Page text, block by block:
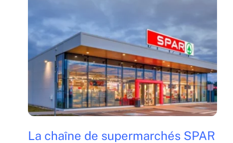
La chaîne de supermarchés SPAR